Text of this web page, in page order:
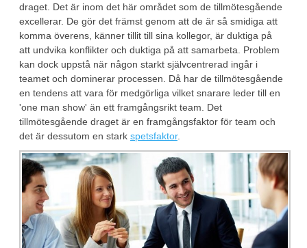
draget. Det är inom det här området som de tillmötesgående
excellerar. De gör det främst genom att de är så smidiga att
komma överens, känner tillit till sina kollegor, är duktiga på
att undvika konflikter och duktiga på att samarbeta. Problem
kan dock uppstå när någon starkt självcentrerad ingår i
teamet och dominerar processen. Då har de tillmötesgående
en tendens att vara för medgörliga vilket snarare leder till en
'one man show' än ett framgångsrikt team. Det
tillmötesgående draget är en framgångsfaktor för team och
det är dessutom en stark spetsfaktor.